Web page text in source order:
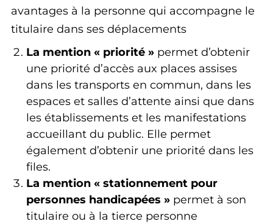
avantages à la personne qui accompagne le
titulaire dans ses déplacements
La mention « priorité » permet d’obtenir
une priorité d’accès aux places assises
dans les transports en commun, dans les
espaces et salles d’attente ainsi que dans
les établissements et les manifestations
accueillant du public. Elle permet
également d’obtenir une priorité dans les
files.
La mention « stationnement pour
personnes handicapées » permet à son
titulaire ou à la tierce personne